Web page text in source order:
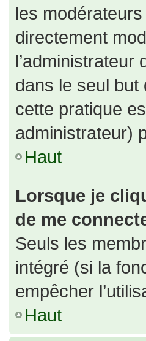
les
directement
dans le seul but
cette pratique
administrateur)
Haut
Lorsque je
de me
Seuls les
intégré (si la
empêcher
Haut